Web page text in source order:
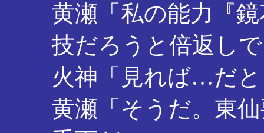
黄瀬「私の能力『
技だろうと倍返し
火神「見れば…だ
黄瀬「そうだ。東